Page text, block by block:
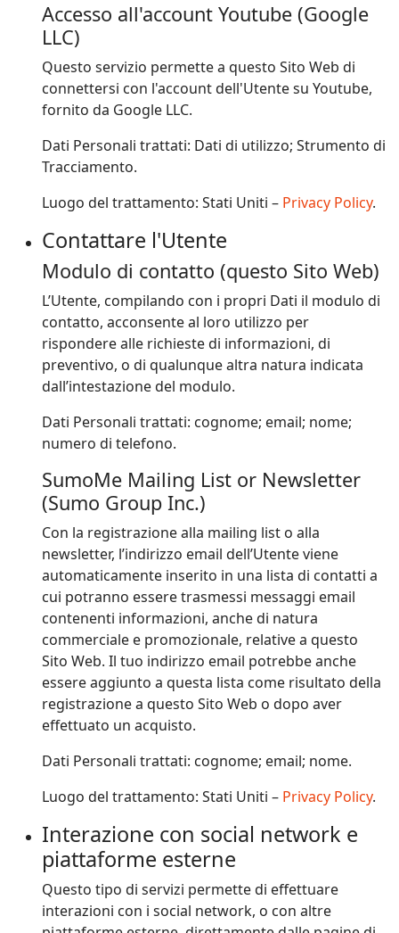
Accesso all'account Youtube (Google
LLC)
Questo servizio permette a questo Sito Web di
connettersi con l'account dell'Utente su Youtube,
fornito da Google LLC.
Dati Personali trattati: Dati di utilizzo; Strumento di
Tracciamento.
Luogo del trattamento: Stati Uniti – Privacy Policy.
Contattare l'Utente
Modulo di contatto (questo Sito Web)
L’Utente, compilando con i propri Dati il modulo di
contatto, acconsente al loro utilizzo per
rispondere alle richieste di informazioni, di
preventivo, o di qualunque altra natura indicata
dall’intestazione del modulo.
Dati Personali trattati: cognome; email; nome;
numero di telefono.
SumoMe Mailing List or Newsletter
(Sumo Group Inc.)
Con la registrazione alla mailing list o alla
newsletter, l’indirizzo email dell’Utente viene
automaticamente inserito in una lista di contatti a
cui potranno essere trasmessi messaggi email
contenenti informazioni, anche di natura
commerciale e promozionale, relative a questo
Sito Web. Il tuo indirizzo email potrebbe anche
essere aggiunto a questa lista come risultato della
registrazione a questo Sito Web o dopo aver
effettuato un acquisto.
Dati Personali trattati: cognome; email; nome.
Luogo del trattamento: Stati Uniti – Privacy Policy.
Interazione con social network e
piattaforme esterne
Questo tipo di servizi permette di effettuare
interazioni con i social network, o con altre